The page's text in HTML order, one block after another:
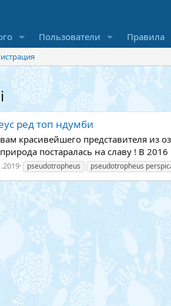
Пользователи Правила
ред топ ндумби
красивейшего представителя из
постаралась на славу ! В
pseudotropheus pseudotropheus